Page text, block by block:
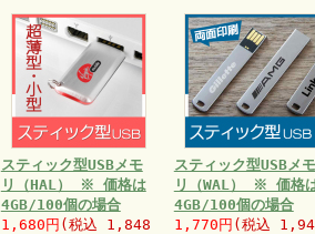
スティック型USBメモ
リ（HAL） ※ 価格は
4GB/100個の場合
1,680円 (税込 1,848
スティック型USBメモ
リ（WAL） ※ 価格
4GB/100個の場合
1,770円 (税込